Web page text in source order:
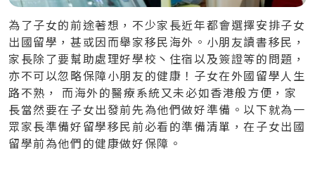
為了子女的前途著想，不少家長近年都會選擇安排子女
出國留學，甚或因而舉家移民海外。小朋友讀書移民，
家長除了要幫助處理好學校丶住宿以及簽證等的問題，
亦不可以忽略保障小朋友的健康！子女在外國留學人生
路不熟， 而海外的醫療系統又未必如香港般方便，家
長當然要在子女出發前先為他們做好準備。以下就為一
眾家長準備好留學移民前必看的準備清單，在子女出國
留學前為他們的健康做好保障。